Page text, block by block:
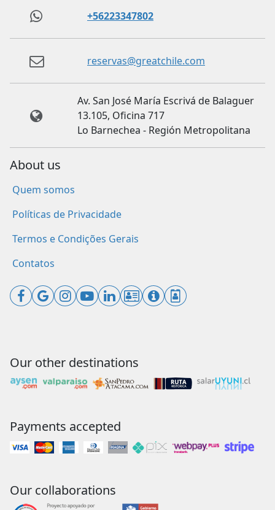
+56223347802
reservas@greatchile.com
Av. San José María Escrivá de Balaguer
13.105, Oficina 717
Lo Barnechea - Región Metropolitana
About us
Quem somos
Políticas de Privacidade
Termos e Condições Gerais
Contatos
Our other destinations
Payments accepted
Our collaborations